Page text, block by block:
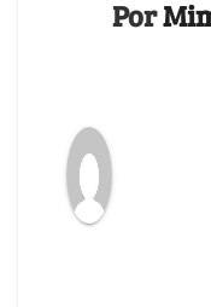
Por